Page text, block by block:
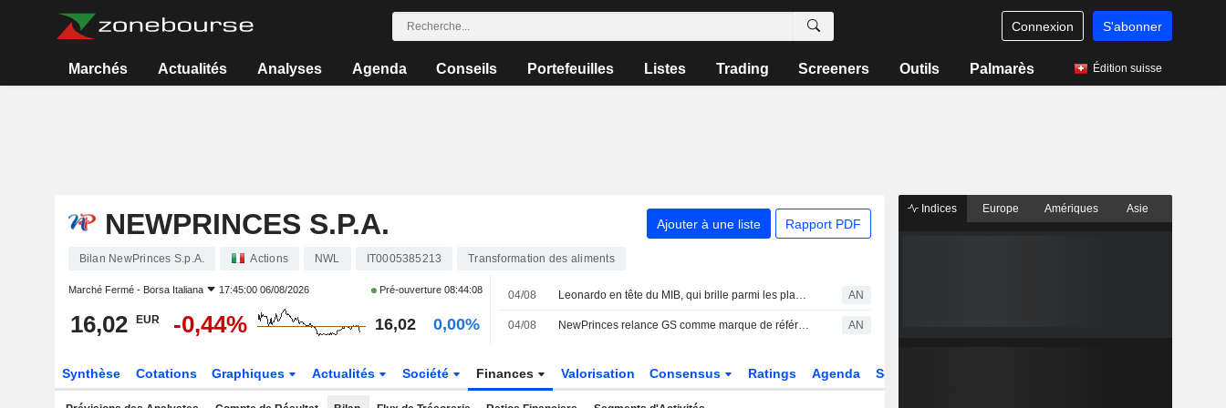
Connexion S'abonner
Marchés Actualités Analyses Agenda Conseils Portefeuilles Listes Trading Screeners Outils Palmarès Édition suisse
NEWPRINCES S.P.A. Ajouter à une liste Rapport PDF
Bilan NewPrinces S.p.A. Actions NWL IT0005385213 Transformation des aliments
Marché Fermé - Borsa Italiana 17:45:00 06/08/2026 Pré-ouverture08:44:08
16,02 EUR -0,44% 16,02 0,00%
04/08 Leonardo en tête du MIB, qui brille parmi les places européennes AN
04/08 NewPrinces relance GS comme marque de référence pour le retail AN
Synthèse Cotations Graphiques Actualités Société Finances Valorisation Consensus Ratings Agenda Secteur
Indices Europe Amériques Asie